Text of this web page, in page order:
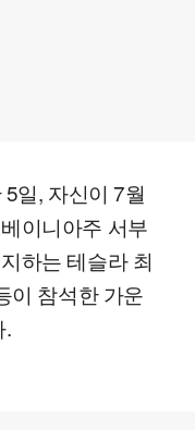
일, 자신이 7월
이니아주 서부
하는 테슬라 최
이 참석한 가운
.